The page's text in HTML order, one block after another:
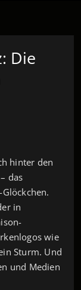
Die
hinter den
das
in
wie
Sturm. Und
und Medien